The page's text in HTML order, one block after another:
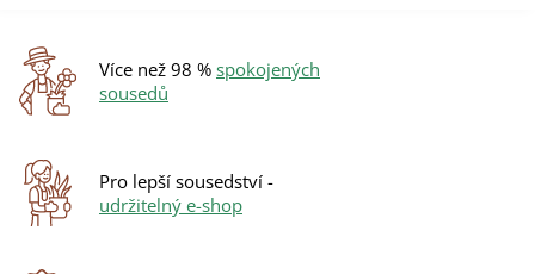
í
p
v
í
Více než 98 % spokojených
sousedů
Pro lepší sousedství -
udržitelný e-shop